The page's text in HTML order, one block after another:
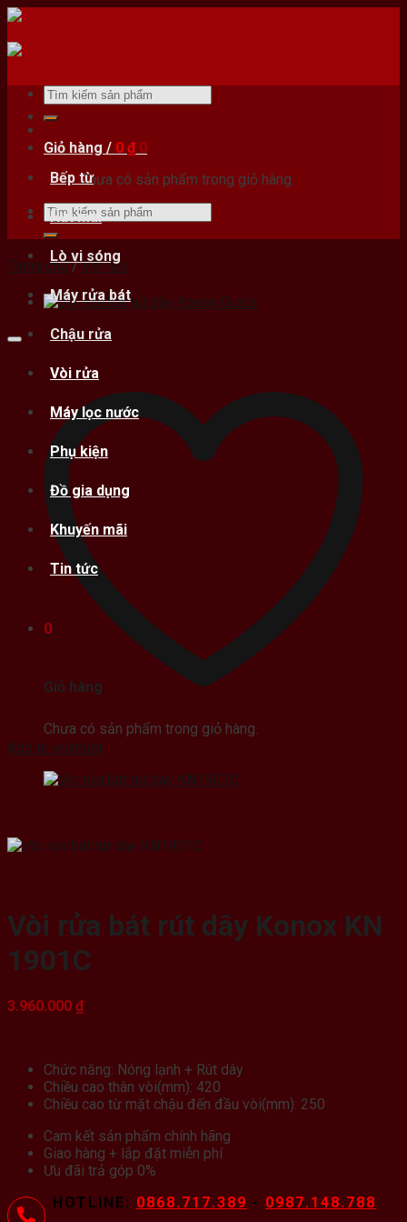
Skip
content
Bếp từ
Hút mùi
Lò vi sóng
Máy rửa bát
Chậu rửa
Vòi rửa
Máy lọc nước
Phụ kiện
Đồ gia dụng
Khuyến mãi
Tin tức
0
Giỏ hàng
Chưa có sản phẩm trong giỏ hàng.
Tìm
kiếm:
Giỏ hàng / 0 ₫ 0
Chưa có sản phẩm trong giỏ hàng.
Tìm
kiếm:
Trang chủ / Vòi rửa
Add to wishlist
Vòi rửa bát rút dây Konox KN
1901C
3.960.000 ₫
Chức năng: Nóng lạnh + Rút dây
Chiều cao thân vòi(mm): 420
Chiều cao từ mặt chậu đến đầu vòi(mm): 250
Cam kết sản phẩm chính hãng
Giao hàng + lắp đặt miễn phí
Ưu đãi trả góp 0%
HOTLINE: 0868.717.389 - 0987.148.788